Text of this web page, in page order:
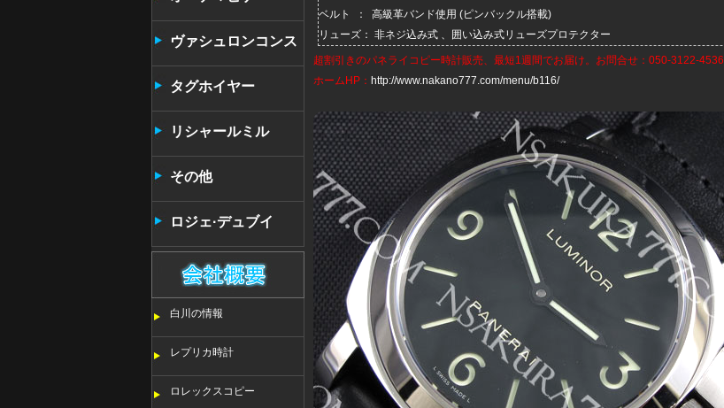
ヴァシュロンコンス
タンタン
タグホイヤー
リシャールミル
その他
ロジェ·デュブイ
白川の情報
レプリカ時計
ロレックスコピー
ベルト ： 高級革バンド使用 (ピンバックル搭載)
リューズ： 非ネジ込み式 、囲い込み式リューズプロテクター
超割引きのパネライコピー時計販売、最短1週間でお届け。お問合せ：050-3122-4536
ホームHP： http://www.nakano777.com/menu/b116/